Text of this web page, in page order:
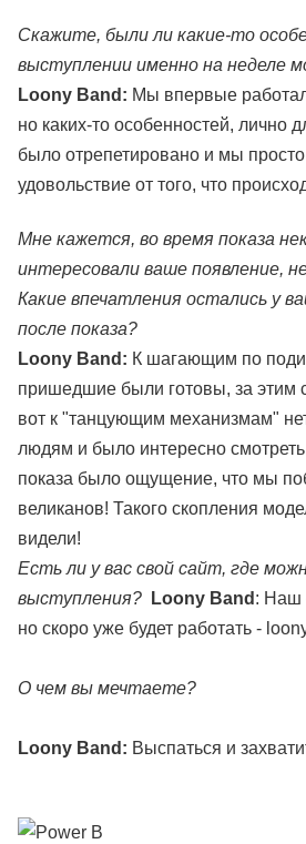
Скажите, были ли какие-то
выступлении именно на неделе
Loony Band: Мы впервые
но каких-то особенностей, лично
было отрепетировано и мы
удовольствие от того, что
Мне кажется, во время показа
интересовали ваше появление,
Какие впечатления остались у
после показа?
Loony Band: К шагающим по
пришедшие были готовы, за этим
вот к "танцующим механизмам"
людям и было интересно
показа было ощущение, что мы
великанов! Такого скопления
видели!
Есть ли у вас свой сайт, где
выступления?
Loony Band : Наш
но скоро уже будет работать -
О чем вы мечтаете?
Loony Band: Выспаться и